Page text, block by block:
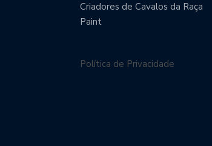
Criadores de Cavalos da Raça
Paint
Política de Privacidade